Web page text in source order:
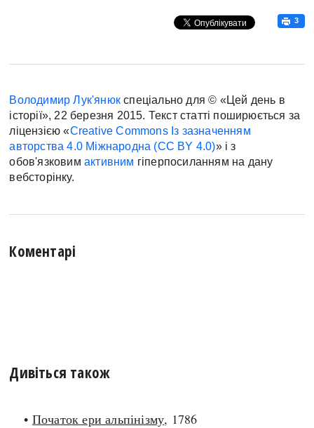
3
Володимир Лук'янюк спеціально для © «Цей день в
історії», 22 березня 2015. Текст статті поширюється за
ліцензією «Creative Commons Із зазначенням
авторства 4.0 Міжнародна (CC BY 4.0)» і з
обов'язковимактивним гіперпосиланням на дану
вебсторінку.
Коментарі
Дивіться також
• Початок ери альпінізму, 1786